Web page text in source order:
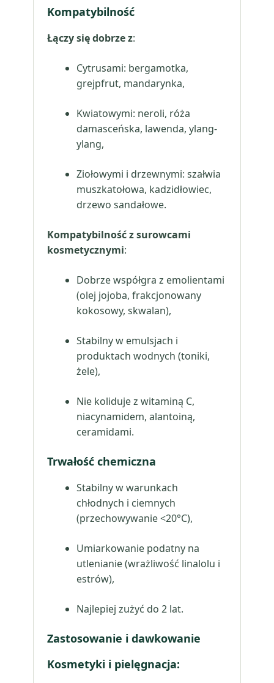
Kompatybilność
Łączy się dobrze z:
Cytrusami: bergamotka,
grejpfrut, mandarynka,
Kwiatowymi: neroli, róża
damasceńska, lawenda, ylang-
ylang,
Ziołowymi i drzewnymi: szałwia
muszkatołowa, kadzidłowiec,
drzewo sandałowe.
Kompatybilność z surowcami
kosmetycznymi:
Dobrze współgra z emolientami
(olej jojoba, frakcjonowany
kokosowy, skwalan),
Stabilny w emulsjach i
produktach wodnych (toniki,
żele),
Nie koliduje z witaminą C,
niacynamidem, alantoiną,
ceramidami.
Trwałość chemiczna
Stabilny w warunkach
chłodnych i ciemnych
(przechowywanie <20°C),
Umiarkowanie podatny na
utlenianie (wrażliwość linalolu i
estrów),
Najlepiej zużyć do 2 lat.
Zastosowanie i dawkowanie
Kosmetyki i pielęgnacja: